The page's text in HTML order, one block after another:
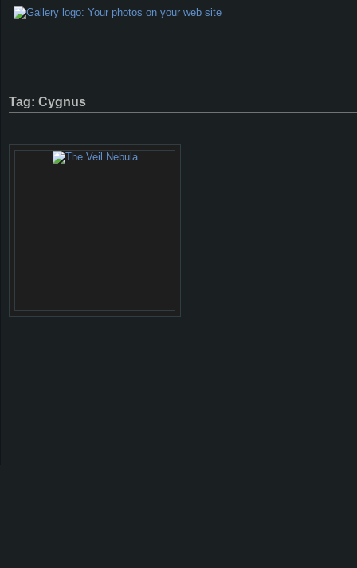
Tag: Cygnus